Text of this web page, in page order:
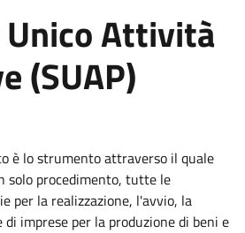
Attività
(SUAP)
è lo strumento attraverso il quale
solo procedimento, tutte le
per la realizzazione, l'avvio, la
di imprese per la produzione di beni e